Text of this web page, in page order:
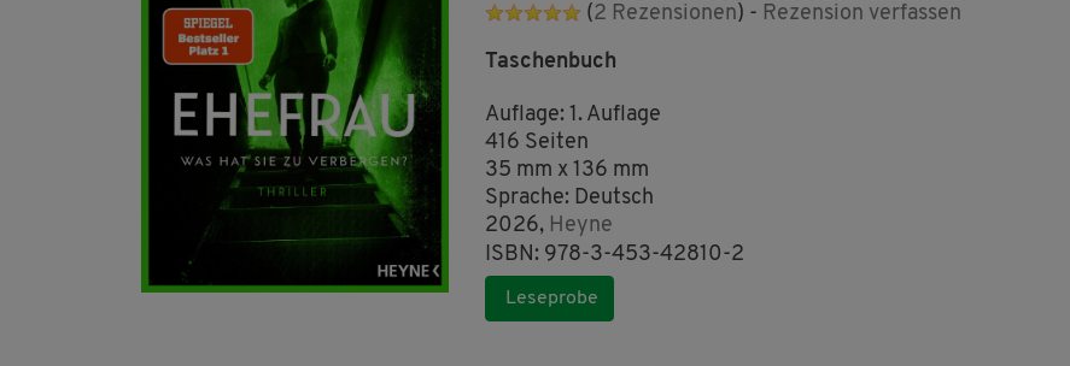
(2 Rezensionen) - Rezension verfassen
Taschenbuch
Auflage: 1. Auflage
416 Seiten
35 mm x 136 mm
Sprache: Deutsch
2026, Heyne
ISBN: 978-3-453-42810-2
Leseprobe